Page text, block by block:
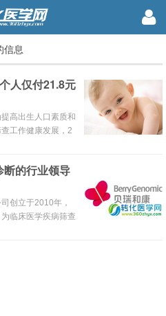
信息
人仅付21.8元
高出生人口素质和
工作健康发展，2
病筛查费用进行补
，即21.8元/例。
病种包括先天性甲
的行业领导
创立于2010年，
临床医学疾病筛查
和康独具特色的贝